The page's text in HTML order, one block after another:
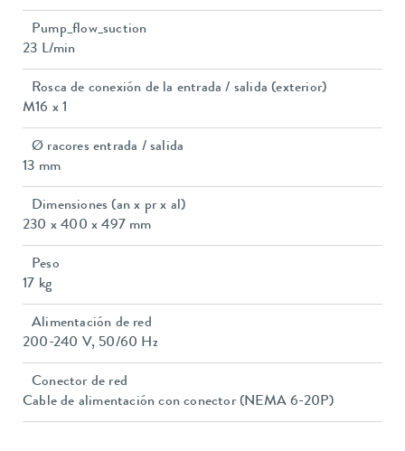
Pump_flow_suction
23 L/min
Rosca de conexión de la entrada / salida (exterior)
M16 x 1
Ø racores entrada / salida
13 mm
Dimensiones (an x pr x al)
230 x 400 x 497 mm
Peso
17 kg
Alimentación de red
200-240 V, 50/60 Hz
Conector de red
Cable de alimentación con conector (NEMA 6-20P)